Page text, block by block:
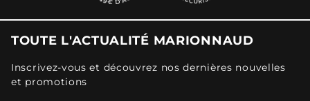
TOUTE L'ACTUALITÉ MARIONNAUD
Inscrivez-vous et découvrez nos dernières nouvelles
et promotions